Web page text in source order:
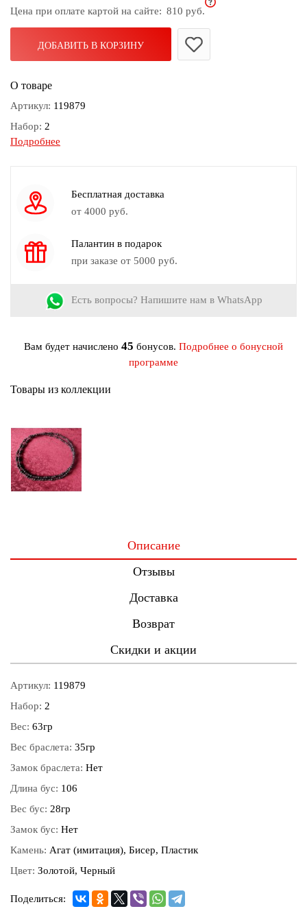
дома
для
пляжа
Цена при оплате картой на сайте: 810 руб.
ДОБАВИТЬ В КОРЗИНУ
О товаре
Артикул: 119879
Набор: 2
Вес:63гр
Длина бус:
106
Замок бус:
Нет
Золотой, Черный
Подробнее
Бесплатная доставка
от 4000 руб.
Палантин в подарок
при заказе от 5000 руб.
Есть вопросы? Напишите нам в WhatsApp
Вам будет начислено 45 бонусов. Подробнее о бонусной
программе
Товары из коллекции
Описание
Отзывы
Доставка
Возврат
Скидки и акции
Артикул: 119879
Набор: 2
Вес: 63гр
Вес браслета: 35гр
Замок браслета: Нет
Длина бус: 106
Вес бус: 28гр
Замок бус: Нет
Камень: Агат (имитация), Бисер, Пластик
Цвет: Золотой, Черный
Поделиться: